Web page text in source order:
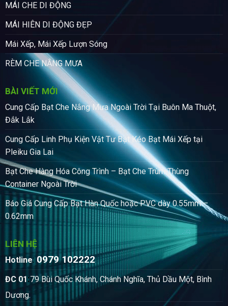
MÁI CHE DI ĐỘNG
MÁI HIÊN DI ĐỘNG ĐẸP
Mái Xếp, Mái Xếp Lượn Sóng
RÈM CHE NẮNG MƯA
BÀI VIẾT MỚI
Cung Cấp Bạt Che Nắng Mưa Ngoài Trời Tại Buôn Ma Thuột,
Đắk Lắk
Cung Cấp Linh Phụ Kiện Vật Tư Bạt Kéo Bạt Mái Xếp tại
Pleiku Gia Lai
Bạt Che Hàng Hóa Công Trình – Bạt Che Trùm Thùng
Container Ngoài Trời
Báo Giá Cung Cấp Bạt Hàn Quốc hoặc PVC dày 0.55mm –
0.62mm
LIÊN HỆ
Hotline: 0979 102222
ĐC 01:79 Bùi Quốc Khánh, Chánh Nghĩa, Thủ Dầu Một, Bình
Dương.